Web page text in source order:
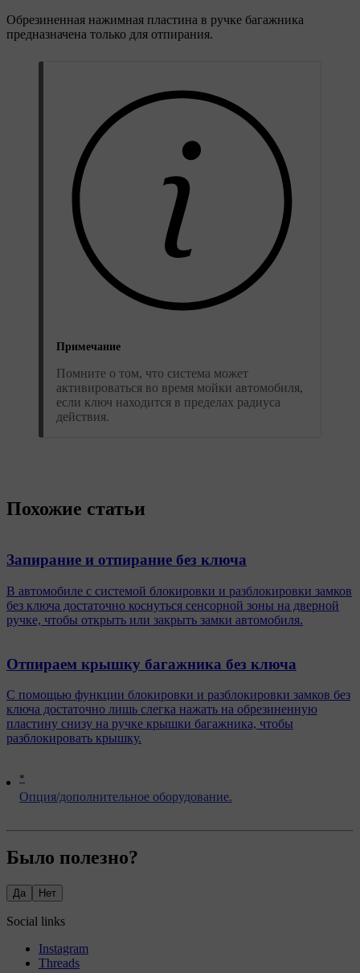
Обрезиненная нажимная пластина в ручке багажника
предназначена только для отпирания.
Примечание
Помните о том, что система может
активироваться во время мойки автомобиля,
если ключ находится в пределах радиуса
действия.
*
Опция/дополнительное оборудование.
Похожие статьи
Запирание и отпирание без ключа
В автомобиле с системой блокировки и разблокировки замков
без ключа достаточно коснуться сенсорной зоны на дверной
ручке, чтобы открыть или закрыть замки автомобиля.
Отпираем крышку багажника без ключа
С помощью функции блокировки и разблокировки замков без
ключа достаточно лишь слегка нажать на обрезиненную
пластину снизу на ручке крышки багажника, чтобы
разблокировать крышку.
Было полезно?
Да Нет